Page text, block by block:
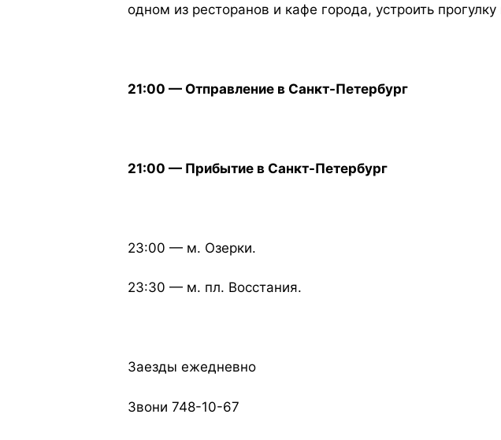
одном из ресторанов и кафе города, устроить
21:00 — Отправление в Санкт-Петербург
21:00 — Прибытие в Санкт-Петербург
23:00 — м. Озерки.
23:30 — м. пл. Восстания.
Заезды ежедневно
Звони 748-10-67